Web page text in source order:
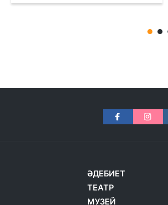
ӘДЕБИЕТ
ТЕАТР
МУЗЕЙ